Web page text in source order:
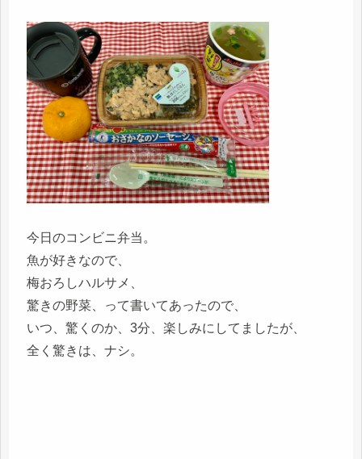
今日のコンビニ弁当。
魚が好きなので、
梅おろしハルサメ、
驚きの野菜、って書いてあったので、
いつ、驚くのか、3分、楽しみにしてましたが、
全く驚きは、ナシ。